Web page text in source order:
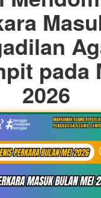
pada
2026